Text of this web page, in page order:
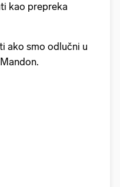
kao prepreka
ako smo odlučni u